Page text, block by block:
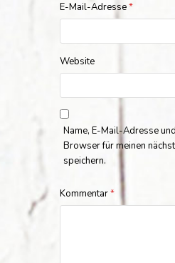
E-Mail-Adresse*
Website
Name, E-Mail-Adresse
Browser für meinen
speichern.
Kommentar*